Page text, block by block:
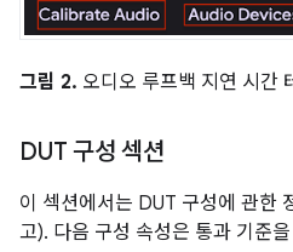
그림 2. 오디오 루프백 지연 시간
DUT 구성 섹션
이 섹션에서는 DUT 구성에 관한
고). 다음 구성 속성은 통과 기준